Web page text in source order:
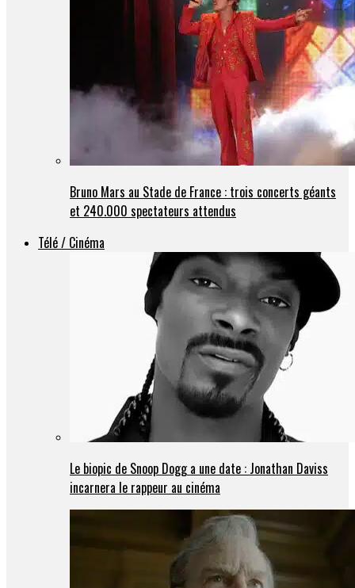
Bruno Mars au Stade de France : trois concerts géants
et 240.000 spectateurs attendus
Télé / Cinéma
Le biopic de Snoop Dogg a une date : Jonathan Daviss
incarnera le rappeur au cinéma